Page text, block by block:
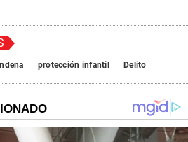
protección infantil Delito